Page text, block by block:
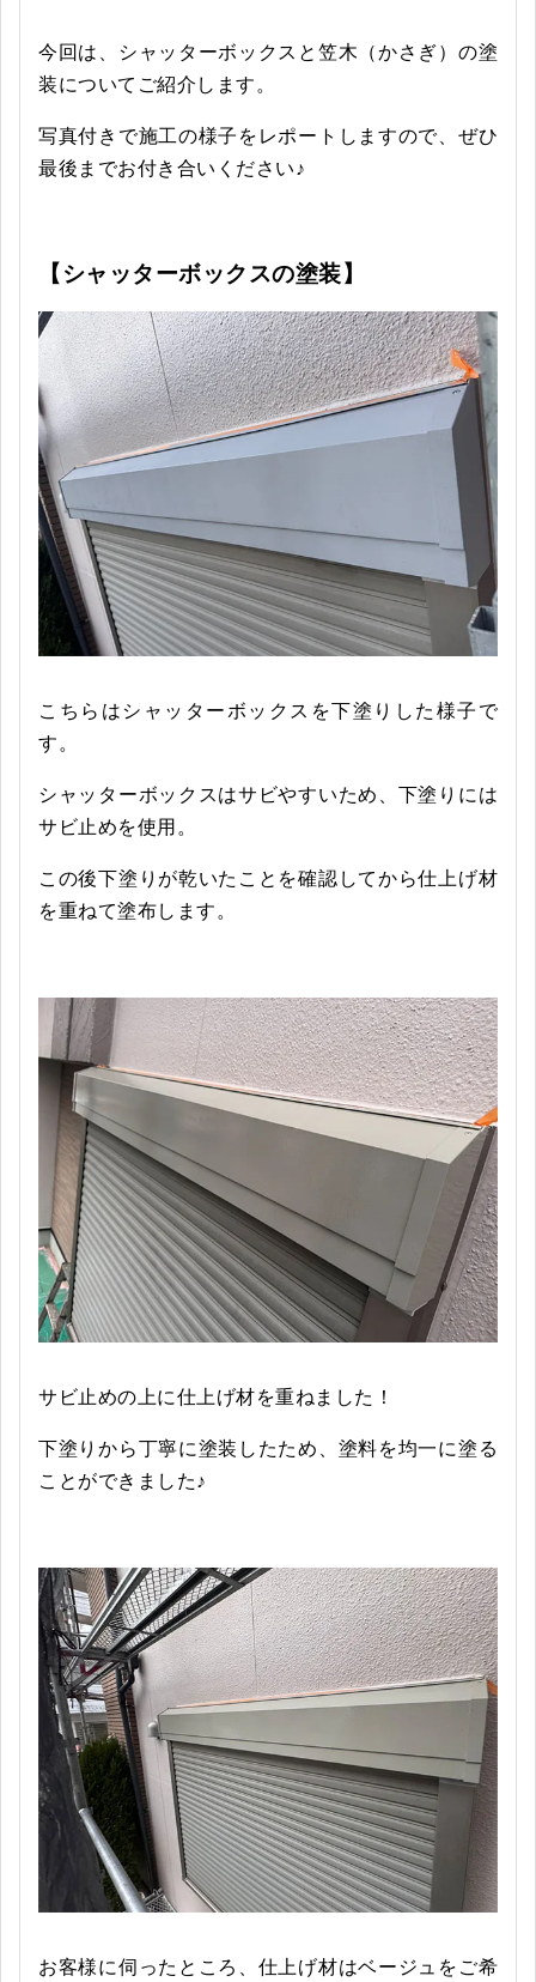
今回は、シャッターボックスと笠木（かさぎ）の塗
装についてご紹介します。
写真付きで施工の様子をレポートしますので、ぜひ
最後までお付き合いください♪
【シャッターボックスの塗装】
こちらはシャッターボックスを下塗りした様子で
す。
シャッターボックスはサビやすいため、下塗りには
サビ止めを使用。
この後下塗りが乾いたことを確認してから仕上げ材
を重ねて塗布します。
サビ止めの上に仕上げ材を重ねました！
下塗りから丁寧に塗装したため、塗料を均一に塗る
ことができました♪
お客様に伺ったところ、仕上げ材はベージュをご希